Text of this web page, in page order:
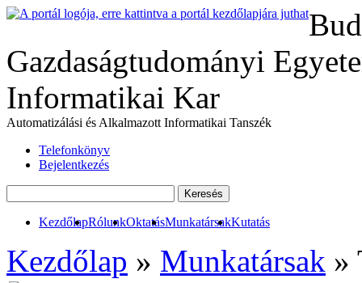
Gazdaságtudományi
Informatikai Kar
Automatizálási és Alkalmazott Informatikai Tanszék
Telefonkönyv
Bejelentkezés
KezdőlapRólunkOktatásMunkatársakKutatás
Kezdőlap » Munkatársak »